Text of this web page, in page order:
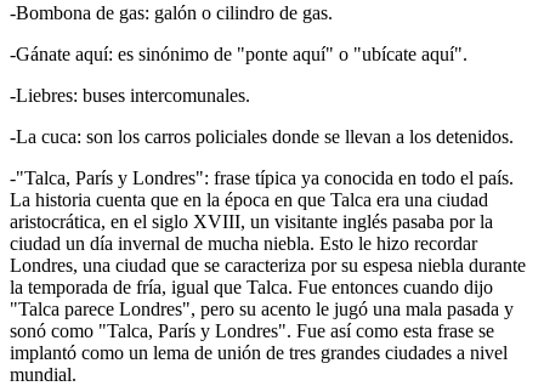
-Bombona de gas: galón o cilindro de gas.
-Gánate aquí: es sinónimo de "ponte aquí" o "ubícate aquí".
-Liebres: buses intercomunales.
-La cuca: son los carros policiales donde se llevan a los detenidos.
-"Talca, París y Londres": frase típica ya conocida en todo el país.
La historia cuenta que en la época en que Talca era una ciudad
aristocrática, en el siglo XVIII, un visitante inglés pasaba por la
ciudad un día invernal de mucha niebla. Esto le hizo recordar
Londres, una ciudad que se caracteriza por su espesa niebla durante
la temporada de fría, igual que Talca. Fue entonces cuando dijo
"Talca parece Londres", pero su acento le jugó una mala pasada y
sonó como "Talca, París y Londres". Fue así como esta frase se
implantó como un lema de unión de tres grandes ciudades a nivel
mundial.